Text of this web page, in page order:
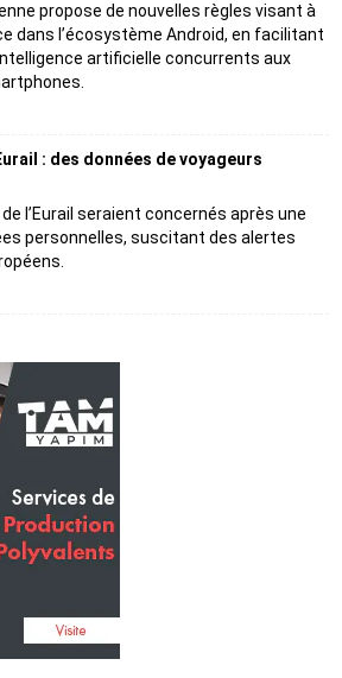
propose de nouvelles règles visant à
dans l’écosystème Android, en facilitant
artificielle concurrents aux
: des données de voyageurs
l’Eurail seraient concernés après une
personnelles, suscitant des alertes